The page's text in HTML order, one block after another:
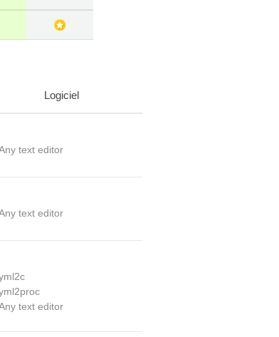
Logiciel
text editor
text editor
text editor